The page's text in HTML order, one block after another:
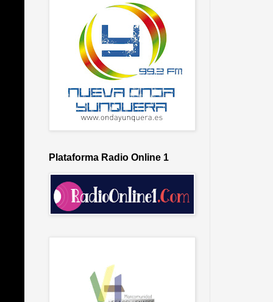
Plataforma Radio Online 1